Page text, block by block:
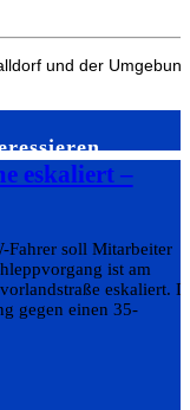
und der Umgebung
eskaliert –
Fahrer soll Mitarbeiter
ist am
eskaliert.
gegen einen 35-